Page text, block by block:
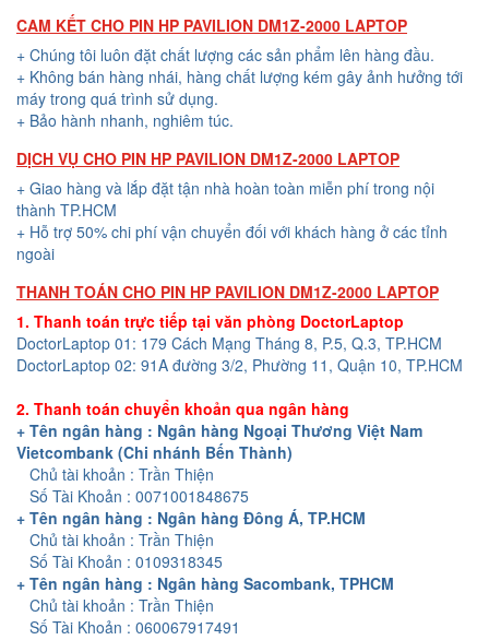
CAM KẾT CHO PIN HP PAVILION DM1Z-2000 LAPTOP
+ Chúng tôi luôn đặt chất lượng các sản phẩm lên hàng đầu.
+ Không bán hàng nhái, hàng chất lượng kém gây ảnh hưởng tới
máy trong quá trình sử dụng.
+ Bảo hành nhanh, nghiêm túc.
DỊCH VỤ CHO PIN HP PAVILION DM1Z-2000 LAPTOP
+ Giao hàng và lắp đặt tận nhà hoàn toàn miễn phí trong nội
thành TP.HCM
+ Hỗ trợ 50% chi phí vận chuyển đối với khách hàng ở các tỉnh
ngoài
THANH TOÁN CHO PIN HP PAVILION DM1Z-2000 LAPTOP
1. Thanh toán trực tiếp tại văn phòng DoctorLaptop
DoctorLaptop 01: 179 Cách Mạng Tháng 8, P.5, Q.3, TP.HCM
DoctorLaptop 02: 91A đường 3/2, Phường 11, Quận 10, TP.HCM
2. Thanh toán chuyển khoản qua ngân hàng
+ Tên ngân hàng : Ngân hàng Ngoại Thương Việt Nam
Vietcombank (Chi nhánh Bến Thành)
Chủ tài khoản : Trần Thiện
Số Tài Khoản : 0071001848675
+ Tên ngân hàng : Ngân hàng Đông Á, TP.HCM
Chủ tài khoản : Trần Thiện
Số Tài Khoản : 0109318345
+ Tên ngân hàng : Ngân hàng Sacombank, TPHCM
Chủ tài khoản : Trần Thiện
Số Tài Khoản : 060067917491